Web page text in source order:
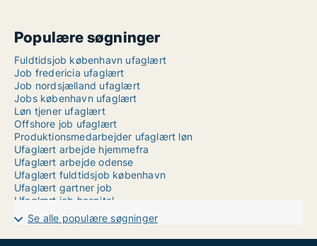
Populære søgninger
Fuldtidsjob københavn ufaglært
Job fredericia ufaglært
Job nordsjælland ufaglært
Jobs københavn ufaglært
Løn tjener ufaglært
Offshore job ufaglært
Produktionsmedarbejder ufaglært løn
Ufaglært arbejde hjemmefra
Ufaglært arbejde odense
Ufaglært fuldtidsjob københavn
Ufaglært gartner job
Ufaglært job hospital
Ufaglært job langeland
Ufaglært job lyngby
Ufaglært job på hospital
Se alle populære søgninger